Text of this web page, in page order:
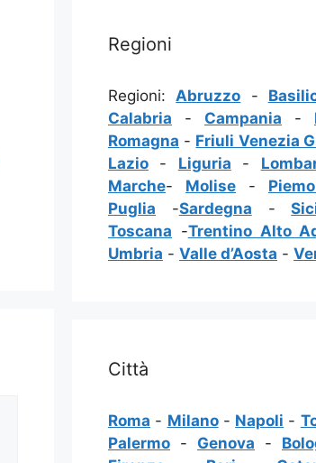
Regioni
Regioni:Abruzzo -
Calabria - Campania -
Romagna - Friuli Venezia
Lazio - Liguria -
Marche- Molise -
Puglia -Sardegna -
Toscana -Trentino Alto
Umbria - Valle d’Aosta -
Città
Roma - Milano- Napoli -
Palermo - Genova -